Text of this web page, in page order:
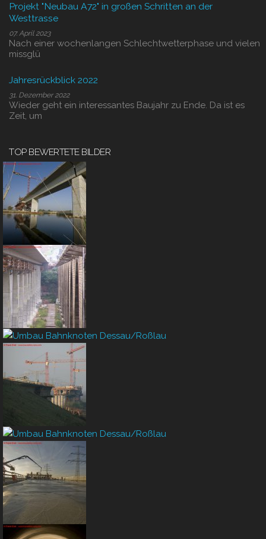
Projekt "Neubau A72" in großen Schritten an der
Westtrasse
07. April 2023
Nach einer wochenlangen Schlechtwetterphase und vielen
missglü
Jahresrückblick 2022
31. Dezember 2022
Wieder geht ein interessantes Baujahr zu Ende. Da ist es
Zeit, um
TOP BEWERTETE BILDER